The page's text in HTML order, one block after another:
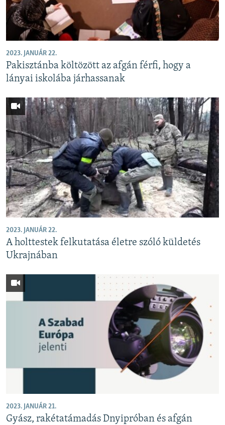
2023. JANUÁR 22.
Pakisztánba költözött az afgán férfi, hogy a
lányai iskolába járhassanak
2023. JANUÁR 22.
A holttestek felkutatása életre szóló küldetés
Ukrajnában
2023. JANUÁR 21.
Gyász, rakétatámadás Dnyipróban és afgán